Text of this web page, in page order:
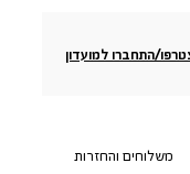
התחברו למועדון
משלוחים והחזרות